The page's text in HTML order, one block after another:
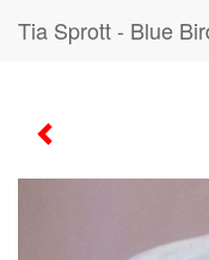
Tia Sprott - Blue